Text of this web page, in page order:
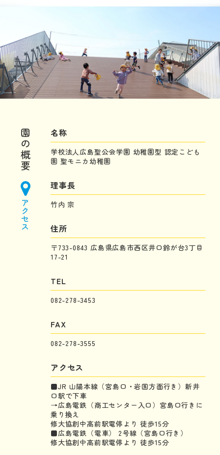
園の概要
アクセス
名称
学校法人広島聖公会学園 幼稚園型 認定こども
園 聖モニカ幼稚園
理事長
竹内 宗
住所
〒733-0843 広島県広島市西区井口鈴が台3丁目
17-21
TEL
082-278-3453
FAX
082-278-3555
アクセス
■JR 山陽本線（宮島口・岩国方面行き）新井
口駅で下車
→広島電鉄（商工センター入口）宮島口行きに
乗り換え
修大協創中高前駅電停より 徒歩15分
■広島電鉄（電車） 2号線（宮島口行き）
修大協創中高前駅電停より 徒歩15分